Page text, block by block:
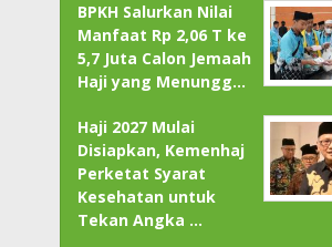
BPKH Salurkan Nilai
Manfaat Rp 2,06 T ke
5,7 Juta Calon Jemaah
Haji yang Menungg…
Haji 2027 Mulai
Disiapkan, Kemenhaj
Perketat Syarat
Kesehatan untuk
Tekan Angka …